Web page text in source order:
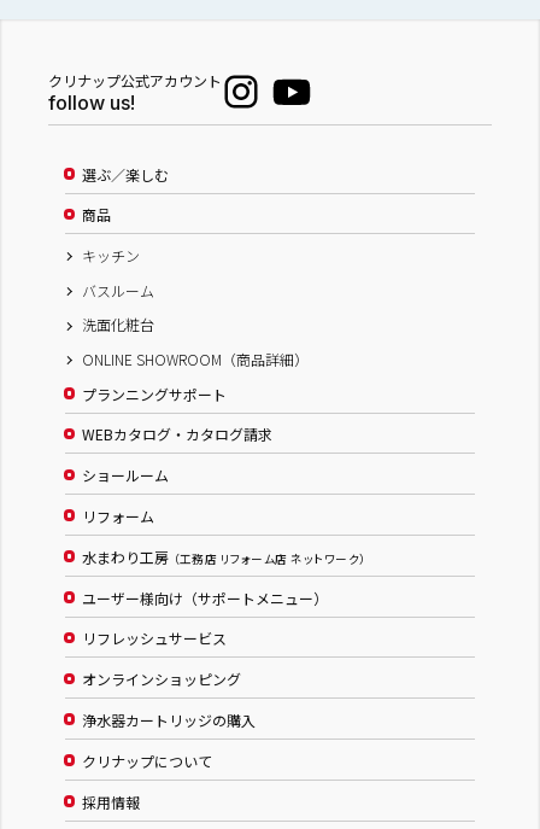
クリナップ公式アカウント
follow us!
選ぶ／楽しむ
商品
キッチン
バスルーム
洗面化粧台
ONLINE SHOWROOM（商品詳細）
プランニングサポート
WEBカタログ・カタログ請求
ショールーム
リフォーム
水まわり工房 （工務店 リフォーム店 ネットワーク）
ユーザー様向け（サポートメニュー）
リフレッシュサービス
オンラインショッピング
浄水器カートリッジの購入
クリナップについて
採用情報